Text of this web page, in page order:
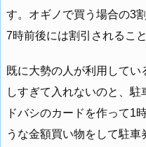
す。オギノで買う場合の3
7時前後には割引されるこ
既に大勢の人が利用して
しすぎて入れないのと、
ドバシのカードを作って1
うな金額買い物をして駐